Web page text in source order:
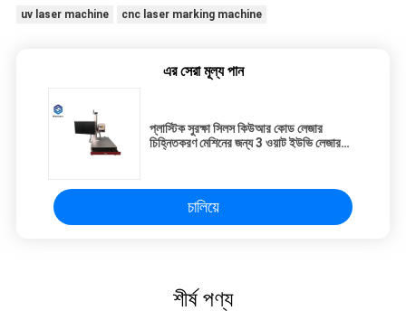
uv laser machine cnc laser marking machine
এর সেরা মূল্য পান
প্লাস্টিক সুরক্ষা সিলস কিউআর কোড লেজার
চিহ্নিতকরণ মেশিনের জন্য 3 ওয়াট ইউভি লেজার
চালিয়ে
শীর্ষ পণ্য